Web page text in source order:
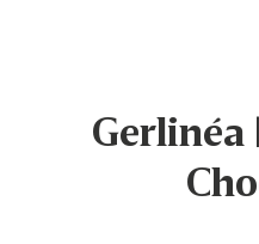
Gerlinéa